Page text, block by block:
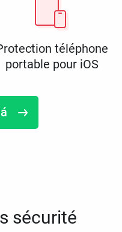
téléphone
portable pour iOS
sécurité